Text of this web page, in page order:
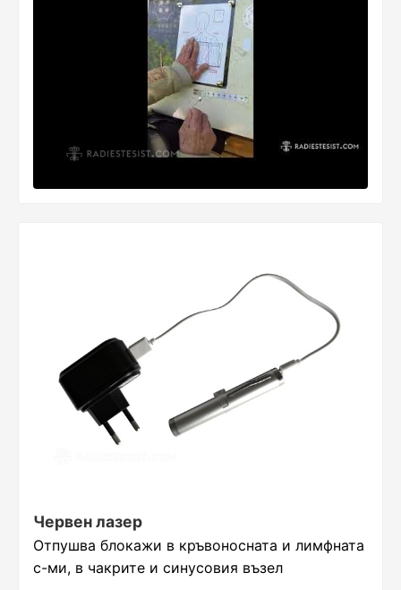
Червен лазер
Отпушва блокажи в кръвоносната и лимфната
с-ми, в чакрите и синусовия възел